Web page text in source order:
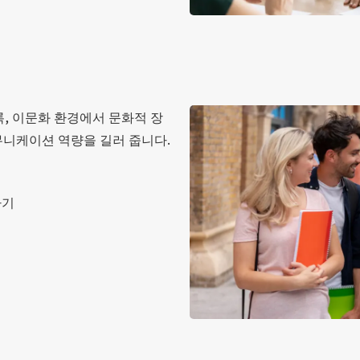
, 이문화 환경에서 문화적 장
케이션 역량을 길러 줍니다.